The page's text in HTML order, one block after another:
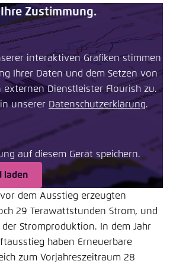
Zustimmung.
interaktiven Grafiken stimmen
Ihrer Daten und dem Setzen von
externen Dienstleister Flourish zu.
unserer
Datenschutzerklärung.
auf diesem Gerät speichern.
laden
vor dem Ausstieg erzeugten
29 Terawattstunden Strom, und
Stromproduktion. In dem Jahr
haben Erneuerbare
zum Vorjahreszeitraum 28
für diese Webseite im Browser
Übernehmen